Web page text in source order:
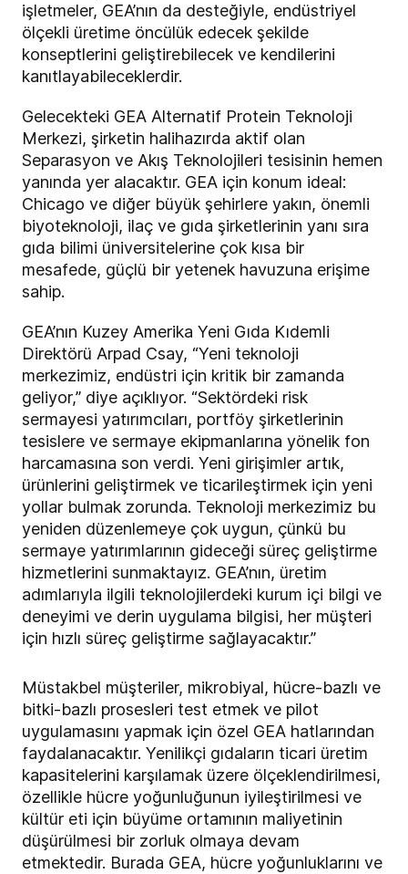
işletmeler, GEA’nın da desteğiyle, endüstriyel
ölçekli üretime öncülük edecek şekilde
konseptlerini geliştirebilecek ve kendilerini
kanıtlayabileceklerdir.
Gelecekteki GEA Alternatif Protein Teknoloji
Merkezi, şirketin halihazırda aktif olan
Separasyon ve Akış Teknolojileri tesisinin hemen
yanında yer alacaktır. GEA için konum ideal:
Chicago ve diğer büyük şehirlere yakın, önemli
biyoteknoloji, ilaç ve gıda şirketlerinin yanı sıra
gıda bilimi üniversitelerine çok kısa bir
mesafede, güçlü bir yetenek havuzuna erişime
sahip.
GEA’nın Kuzey Amerika Yeni Gıda Kıdemli
Direktörü Arpad Csay, “Yeni teknoloji
merkezimiz, endüstri için kritik bir zamanda
geliyor,” diye açıklıyor. “Sektördeki risk
sermayesi yatırımcıları, portföy şirketlerinin
tesislere ve sermaye ekipmanlarına yönelik fon
harcamasına son verdi. Yeni girişimler artık,
ürünlerini geliştirmek ve ticarileştirmek için yeni
yollar bulmak zorunda. Teknoloji merkezimiz bu
yeniden düzenlemeye çok uygun, çünkü bu
sermaye yatırımlarının gideceği süreç geliştirme
hizmetlerini sunmaktayız. GEA’nın, üretim
adımlarıyla ilgili teknolojilerdeki kurum içi bilgi ve
deneyimi ve derin uygulama bilgisi, her müşteri
için hızlı süreç geliştirme sağlayacaktır.”
Müstakbel müşteriler, mikrobiyal, hücre-bazlı ve
bitki-bazlı prosesleri test etmek ve pilot
uygulamasını yapmak için özel GEA hatlarından
faydalanacaktır. Yenilikçi gıdaların ticari üretim
kapasitelerini karşılamak üzere ölçeklendirilmesi,
özellikle hücre yoğunluğunun iyileştirilmesi ve
kültür eti için büyüme ortamının maliyetinin
düşürülmesi bir zorluk olmaya devam
etmektedir. Burada GEA, hücre yoğunluklarını ve